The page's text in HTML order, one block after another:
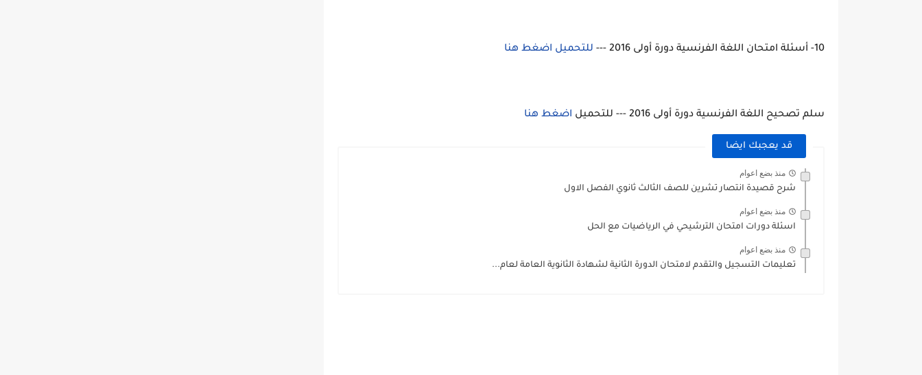
10- أسئلة امتحان اللغة الفرنسية دورة أولى 2016 --- للتحميل اضغط هنا
سلم تصحيح اللغة الفرنسية دورة أولى 2016 --- للتحميل اضغط هنا
قد يعجبك ايضا
منذ بضع اعوام
شرح قصيدة انتصار تشرين للصف الثالث ثانوي الفصل الاول
منذ بضع اعوام
اسئلة دورات امتحان الترشيحي في الرياضيات مع الحل
منذ بضع اعوام
تعليمات التسجيل والتقدم لامتحان الدورة الثانية لشهادة الثانوية العامة لعام...